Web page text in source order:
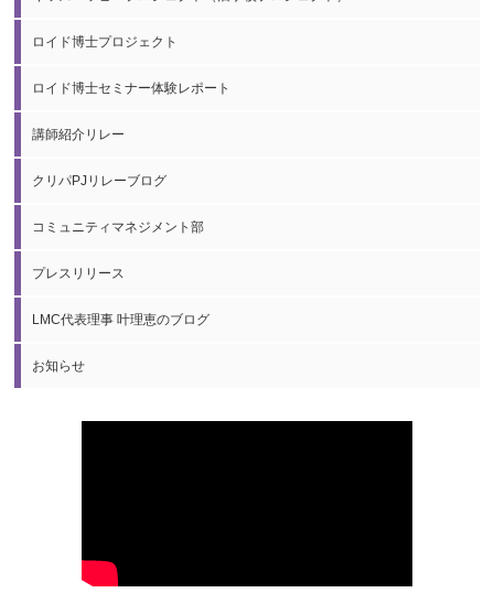
ロイド博士プロジェクト
ロイド博士セミナー体験レポート
講師紹介リレー
クリパPJリレーブログ
コミュニティマネジメント部
プレスリリース
LMC代表理事 叶理恵のブログ
お知らせ